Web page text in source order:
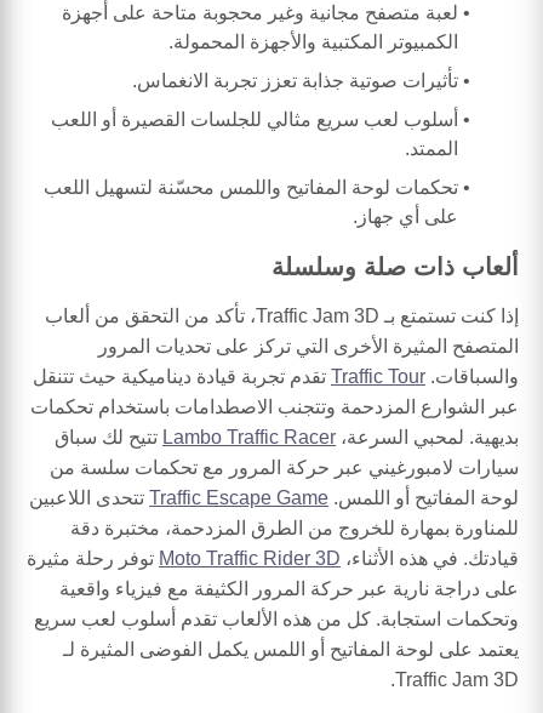
لعبة متصفح مجانية وغير محجوبة متاحة على أجهزة
الكمبيوتر المكتبية والأجهزة المحمولة.
تأثيرات صوتية جذابة تعزز تجربة الانغماس.
أسلوب لعب سريع مثالي للجلسات القصيرة أو اللعب
الممتد.
تحكمات لوحة المفاتيح واللمس محسّنة لتسهيل اللعب
على أي جهاز.
ألعاب ذات صلة وسلسلة
إذا كنت تستمتع بـ Traffic Jam 3D، تأكد من التحقق من ألعاب
المتصفح المثيرة الأخرى التي تركز على تحديات المرور
والسباقات. Traffic Tour تقدم تجربة قيادة ديناميكية حيث تتنقل
عبر الشوارع المزدحمة وتتجنب الاصطدامات باستخدام تحكمات
بديهية. لمحبي السرعة، Lambo Traffic Racer تتيح لك سباق
سيارات لامبورغيني عبر حركة المرور مع تحكمات سلسة من
لوحة المفاتيح أو اللمس. Traffic Escape Game تتحدى اللاعبين
للمناورة بمهارة للخروج من الطرق المزدحمة، مختبرة دقة
قيادتك. في هذه الأثناء، Moto Traffic Rider 3D توفر رحلة مثيرة
على دراجة نارية عبر حركة المرور الكثيفة مع فيزياء واقعية
وتحكمات استجابة. كل من هذه الألعاب تقدم أسلوب لعب سريع
يعتمد على لوحة المفاتيح أو اللمس يكمل الفوضى المثيرة لـ
Traffic Jam 3D.